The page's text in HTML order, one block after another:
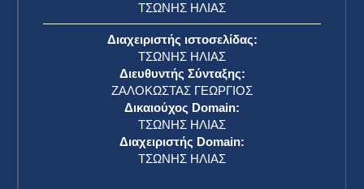
ΤΣΩΝΗΣ ΗΛΙΑΣ
Διαχειριστής ιστοσελίδας:
ΤΣΩΝΗΣ ΗΛΙΑΣ
Διευθυντής Σύνταξης:
ΖΑΛΟΚΩΣΤΑΣ ΓΕΩΡΓΙΟΣ
Δικαιούχος Domain:
ΤΣΩΝΗΣ ΗΛΙΑΣ
Διαχειριστής Domain:
ΤΣΩΝΗΣ ΗΛΙΑΣ